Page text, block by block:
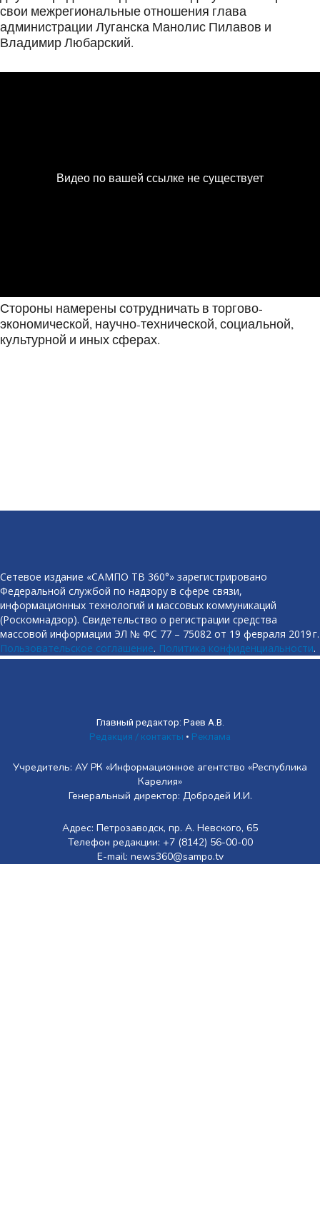
свои межрегиональные отношения глава
администрации Луганска Манолис Пилавов и
Владимир Любарский.
Стороны намерены сотрудничать в торгово-
экономической, научно-технической, социальной,
культурной и иных сферах.
Сетевое издание «САМПО ТВ 360°» зарегистрировано
Федеральной службой по надзору в сфере связи,
информационных технологий и массовых коммуникаций
(Роскомнадзор). Свидетельство о регистрации средства
массовой информации ЭЛ № ФС 77 – 75082 от 19 февраля 2019 г.
Пользовательское соглашение. Политика конфиденциальности.
Главный редактор: Раев А.В.
Редакция / контакты • Реклама
Учредитель: АУ РК «Информационное агентство «Республика
Карелия»
Генеральный директор: Добродей И.И.
Адрес: Петрозаводск, пр. А. Невского, 65
Телефон редакции: +7 (8142) 56-00-00
E-mail: news360@sampo.tv